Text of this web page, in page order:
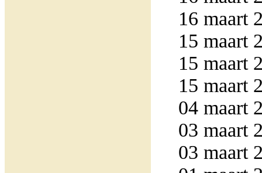
16 maart
15 maart
15 maart
15 maart
04 maart
03 maart
03 maart